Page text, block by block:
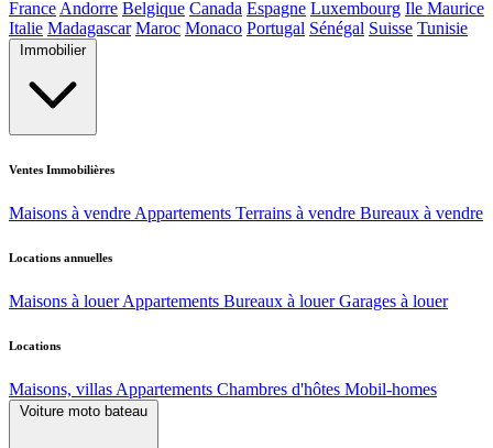
France Andorre Belgique Canada Espagne Luxembourg Ile Maurice
Italie Madagascar Maroc Monaco Portugal Sénégal Suisse Tunisie
Immobilier
Ventes Immobilières
Maisons à vendre Appartements Terrains à vendre Bureaux à vendre
Locations annuelles
Maisons à louer Appartements Bureaux à louer Garages à louer
Locations
Maisons, villas Appartements Chambres d'hôtes Mobil-homes
Voiture moto bateau